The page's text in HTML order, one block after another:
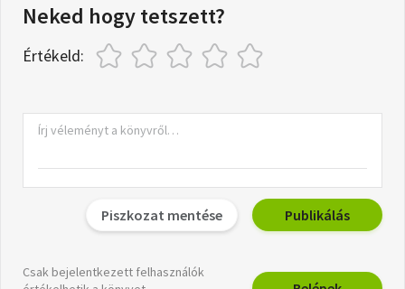
Neked hogy tetszett?
Értékeld:
Piszkozat mentése Publikálás
Csak bejelentkezett felhasználók